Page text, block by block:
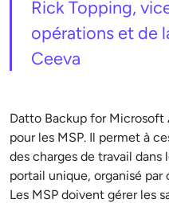
Rick Topping,
opérations et de
Ceeva
Datto Backup for
pour les MSP. Il permet à
des charges de travail dans
portail unique, organisé
Les MSP doivent gérer les